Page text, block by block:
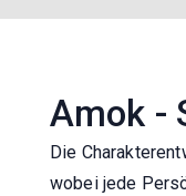
Amok -
Die
wobei jede